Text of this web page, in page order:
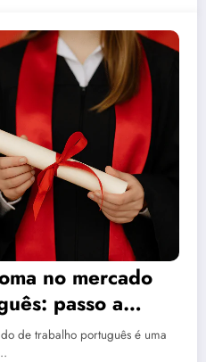
no mercado
passo a
de trabalho português é uma